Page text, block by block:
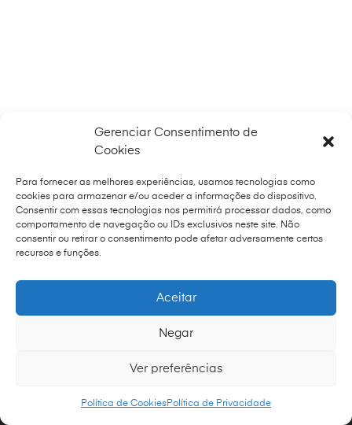
Gerenciar Consentimento de
Cookies
Para fornecer as melhores experiências, usamos tecnologias como
cookies para armazenar e/ou aceder a informações do dispositivo.
Consentir com essas tecnologias nos permitirá processar dados, como
comportamento de navegação ou IDs exclusivos neste site. Não
consentir ou retirar o consentimento pode afetar adversamente certos
recursos e funções.
Aceitar
Negar
Ver preferências
Política de CookiesPolítica de Privacidade